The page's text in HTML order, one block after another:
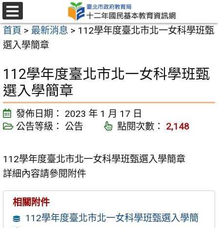
跳
至
主
要
容
區
選
單
首頁 > 最新消息 > 112學年度臺北市北一女科學班甄
選入學簡章
112學年度臺北市北一女科學班甄
選入學簡章
發佈日期：
2023 年 1 月 17 日
公告等級：
公告 點閱次數： 2,148
112學年度臺北市北一女科學班甄選入學簡章
詳細內容請參閱附件
相關附件
112學年度臺北市北一女科學班甄選入學簡